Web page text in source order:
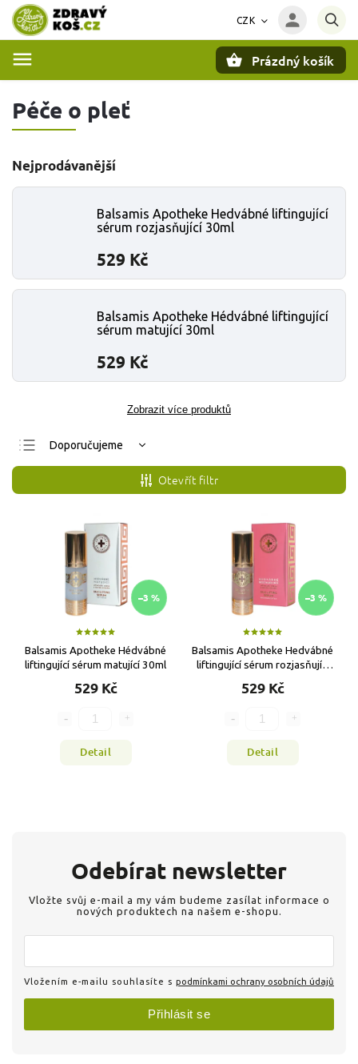
CZK
Prázdný košík
Péče o pleť
Nejprodávanější
Balsamis Apotheke Hedvábné liftingující
sérum rozjasňující 30ml
529 Kč
Balsamis Apotheke Hédvábné liftingující
sérum matující 30ml
529 Kč
Zobrazit více produktů
Doporučujeme
Nejdražší
Nejprodávanější
Abecedně
Otevřít filtr
–3 %
Balsamis Apotheke Hédvábné
liftingující sérum matující 30ml
529 Kč
Detail
–3 %
Balsamis Apotheke Hedvábné
liftingující sérum rozjasňující
529 Kč
Detail
Odebírat newsletter
Vložte svůj e-mail a my vám budeme zasílat informace o
nových produktech na našem e-shopu.
Vložením e-mailu souhlasíte s podmínkami ochrany osobních údajů
Přihlásit se